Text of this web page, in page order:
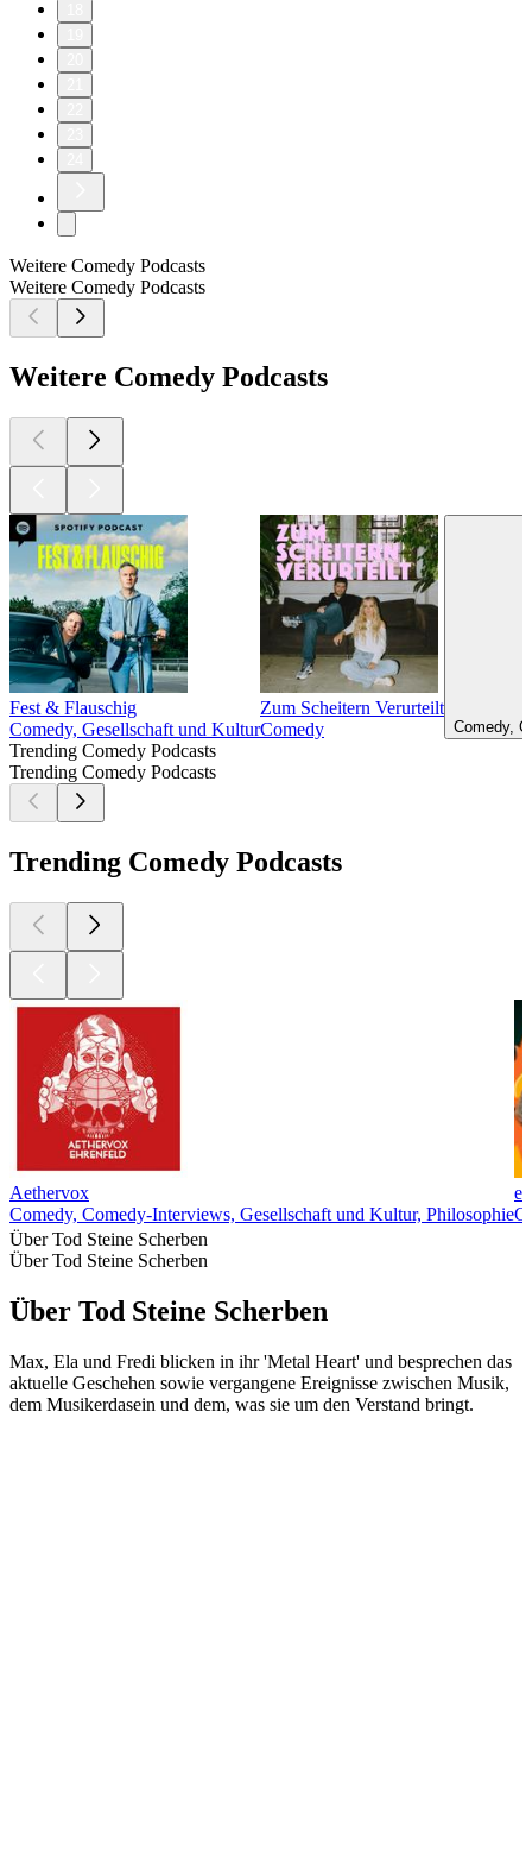
Weitere Comedy Podcasts
Weitere Comedy Podcasts
Weitere Comedy Podcasts
Fest & Flauschig
Comedy, Gesellschaft und Kultur
Zum Scheitern Verurteilt
Comedy
Comedy,
Trending Comedy Podcasts
Trending Comedy Podcasts
Trending Comedy Podcasts
Aethervox
Comedy, Comedy-Interviews, Gesellschaft und Kultur, Philosophie
Über Tod Steine Scherben
Über Tod Steine Scherben
Über Tod Steine Scherben
Max, Ela und Fredi blicken in ihr 'Metal Heart' und besprechen das
aktuelle Geschehen sowie vergangene Ereignisse zwischen Musik,
dem Musikerdasein und dem, was sie um den Verstand bringt.